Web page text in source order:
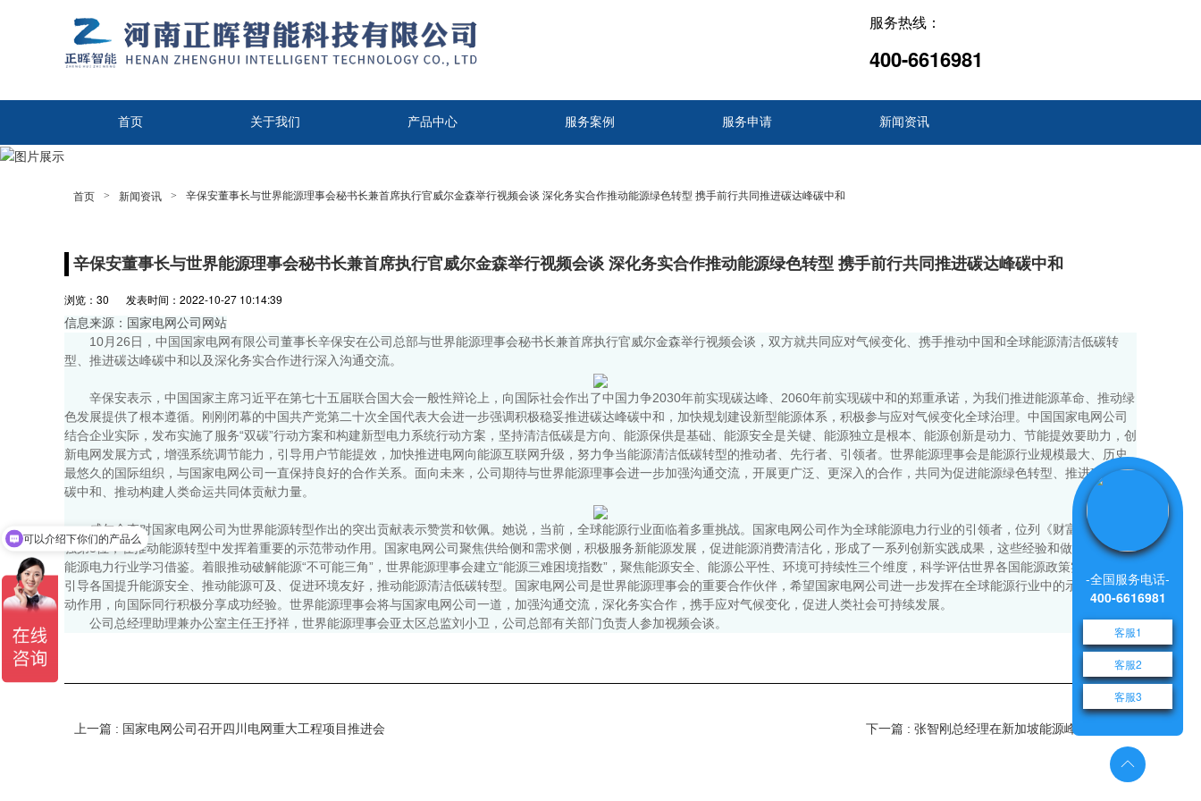
服务热线：
400-6616981
首页 关于我们 产品中心 服务案例 服务申请 新闻资讯
首页 > 新闻资讯 > 辛保安董事长与世界能源理事会秘书长兼首席执行官威尔金森举行视频会谈 深化务实合作推动能源绿色转型 携手前行共同推进碳达峰碳中和
辛保安董事长与世界能源理事会秘书长兼首席执行官威尔金森举行视频会谈 深化务实合作推动能源绿色转型 携手前行共同推进碳达峰碳中和
浏览： 30 发表时间：2022-10-27 10:14:39
信息来源：国家电网公司网站
10月26日，中国国家电网有限公司董事长辛保安在公司总部与世界能源理事会秘书长兼首席执行官威尔金森举行视频会谈，双方就共同应对气候变化、携手推动中国和全球能源清洁低碳转
型、推进碳达峰碳中和以及深化务实合作进行深入沟通交流。
辛保安表示，中国国家主席习近平在第七十五届联合国大会一般性辩论上，向国际社会作出了中国力争2030年前实现碳达峰、2060年前实现碳中和的郑重承诺，为我们推进能源革命、推动绿
色发展提供了根本遵循。刚刚闭幕的中国共产党第二十次全国代表大会进一步强调积极稳妥推进碳达峰碳中和，加快规划建设新型能源体系，积极参与应对气候变化全球治理。中国国家电网公司
结合企业实际，发布实施了服务“双碳”行动方案和构建新型电力系统行动方案，坚持清洁低碳是方向、能源保供是基础、能源安全是关键、能源独立是根本、能源创新是动力、节能提效要助力，创
新电网发展方式，增强系统调节能力，引导用户节能提效，加快推进电网向能源互联网升级，努力争当能源清洁低碳转型的推动者、先行者、引领者。世界能源理事会是能源行业规模最大、历史
最悠久的国际组织，与国家电网公司一直保持良好的合作关系。面向未来，公司期待与世界能源理事会进一步加强沟通交流，开展更广泛、更深入的合作，共同为促进能源绿色转型、推进碳达峰
碳中和、推动构建人类命运共同体贡献力量。
威尔金森对国家电网公司为世界能源转型作出的突出贡献表示赞赏和钦佩。她说，当前，全球能源行业面临着多重挑战。国家电网公司作为全球能源电力行业的引领者，位列《财富》世界500
强第3位，在推动能源转型中发挥着重要的示范带动作用。国家电网公司聚焦供给侧和需求侧，积极服务新能源发展，促进能源消费清洁化，形成了一系列创新实践成果，这些经验和做法值得全球
能源电力行业学习借鉴。着眼推动破解能源“不可能三角”，世界能源理事会建立“能源三难困境指数”，聚焦能源安全、能源公平性、环境可持续性三个维度，科学评估世界各国能源政策实施成效，
引导各国提升能源安全、推动能源可及、促进环境友好，推动能源清洁低碳转型。国家电网公司是世界能源理事会的重要合作伙伴，希望国家电网公司进一步发挥在全球能源行业中的示范引领带
动作用，向国际同行积极分享成功经验。世界能源理事会将与国家电网公司一道，加强沟通交流，深化务实合作，携手应对气候变化，促进人类社会可持续发展。
公司总经理助理兼办公室主任王抒祥，世界能源理事会亚太区总监刘小卫，公司总部有关部门负责人参加视频会谈。
上一篇 : 国家电网公司召开四川电网重大工程项目推进会 下一篇 : 张智刚总经理在新加坡能源峰会上致辞
-全国服务电话-
400-6616981
客服1
客服2
客服3
可以介绍下你们的产品么